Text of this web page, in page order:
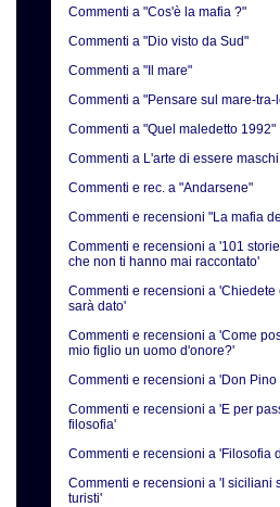
Commenti a "Cos'è la mafia ?"
Commenti a "Dio visto da Sud"
Commenti a "Il mare"
Commenti a "Pensare sul mare-tra-
Commenti a "Quel maledetto 1992"
Commenti a L'arte di essere maschi
Commenti e rec. a "Andarsene"
Commenti e recensioni "La mafia
Commenti e recensioni a '101
che non ti hanno mai raccontato'
Commenti e recensioni a 'Chiedete
sarà dato'
Commenti e recensioni a 'Come
mio figlio un uomo d'onore?'
Commenti e recensioni a 'Don Pino
Commenti e recensioni a 'E per
filosofia'
Commenti e recensioni a 'Filosofia
Commenti e recensioni a 'I siciliani
turisti'